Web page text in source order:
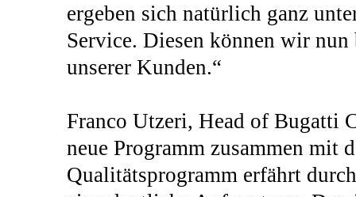
ergeben sich natürlich ganz
Service. Diesen können wir nun
unserer Kunden.“
Franco Utzeri, Head of Bugatti
neue Programm zusammen mit
Qualitätsprogramm erfährt